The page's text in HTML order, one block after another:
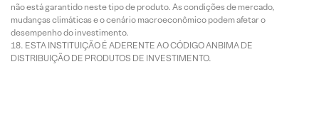
não está garantido neste tipo de produto. As condições de mercado,
mudanças climáticas e o cenário macroeconômico podem afetar o
desempenho do investimento.
ESTA INSTITUIÇÃO É ADERENTE AO CÓDIGO ANBIMA DE
DISTRIBUIÇÃO DE PRODUTOS DE INVESTIMENTO.